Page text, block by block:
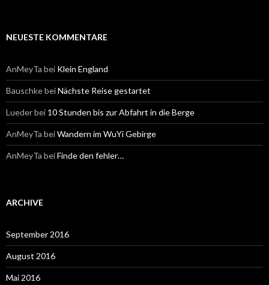
NEUESTE KOMMENTARE
AnMeyTa bei Klein England
BauschkebeiNächste Reise gestartet
Luederbei 10 Stunden bis zur Abfahrt in die Berge
AnMeyTa beiWandern im WuYi Gebirge
AnMeyTa beiFinde den fehler…
ARCHIVE
September 2016
August 2016
Mai 2016